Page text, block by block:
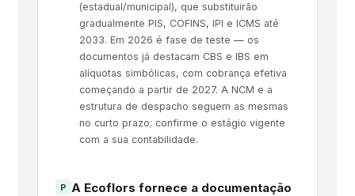
(estadual/municipal), que substituirão
gradualmente PIS, COFINS, IPI e ICMS até
2033. Em 2026 é fase de teste — os
documentos já destacam CBS e IBS em
alíquotas simbólicas, com cobrança efetiva
começando a partir de 2027. A NCM e a
estrutura de despacho seguem as mesmas
no curto prazo; confirme o estágio vigente
com a sua contabilidade.
A Ecoflors fornece a documentação